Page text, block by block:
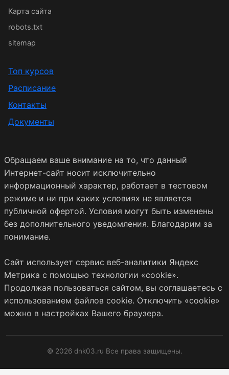
Карта сайта
robots.txt
sitemap
Топ курсов
Расписание
Контакты
Документы
Обращаем ваше внимание на то, что данный
Интернет-сайт носит исключительно
информационный характер, работает в тестовом
режиме и ни при каких условиях не является
публичной офертой. Условия могут быть изменены
без дополнительного уведомления. Благодарим за
понимание.
Сайт использует сервис веб-аналитики Яндекс
Метрика с помощью технологии «cookie».
Продолжая пользоваться сайтом, вы соглашаетесь с
использованием файлов cookie. Отключить «cookie»
можно в настройках Вашего браузера.
© 2026 dnk03.ru Все права защищены.